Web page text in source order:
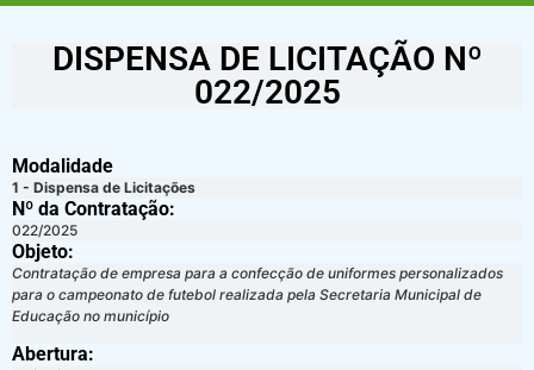
DISPENSA DE LICITAÇÃO Nº
022/2025
Modalidade
1 - Dispensa de Licitações
Nº da Contratação:
022/2025
Objeto:
Contratação de empresa para a confecção de uniformes personalizados
para o campeonato de futebol realizada pela Secretaria Municipal de
Educação no município
Abertura: